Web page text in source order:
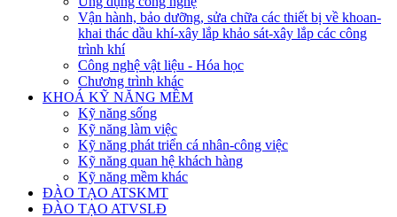
Vận hành, bảo dưỡng, sửa chữa các thiết bị về khoan-
khai thác dầu khí-xây lắp khảo sát-xây lắp các công
trình khí
Công nghệ vật liệu - Hóa học
Chương trình khác
KHOÁ KỸ NĂNG MỀM
Kỹ năng sống
Kỹ năng làm việc
Kỹ năng phát triển cá nhân-công việc
Kỹ năng quan hệ khách hàng
Kỹ năng mềm khác
ĐÀO TẠO ATSKMT
ĐÀO TẠO ATVSLĐ